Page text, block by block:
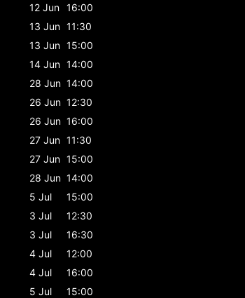
12 Jun 16:00
13 Jun 11:30
13 Jun 15:00
14 Jun 14:00
28 Jun 14:00
26 Jun 12:30
26 Jun 16:00
27 Jun 11:30
27 Jun 15:00
28 Jun 14:00
5 Jul
15:00
3 Jul
12:30
3 Jul
16:30
4 Jul
12:00
4 Jul
16:00
5 Jul
15:00